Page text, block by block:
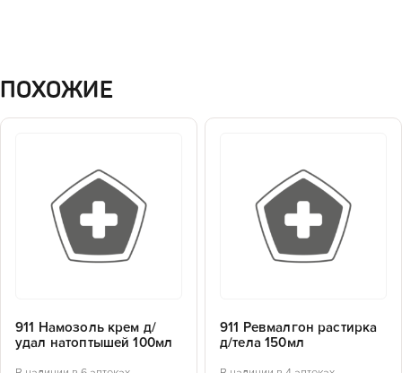
ПОХОЖИЕ
911 Намозоль крем д/
удал натоптышей 100мл
911 Ревмалгон растирка
д/тела 150мл